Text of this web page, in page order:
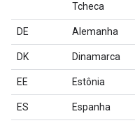
Tcheca
DE Alemanha
DK Dinamarca
EE Estônia
ES Espanha